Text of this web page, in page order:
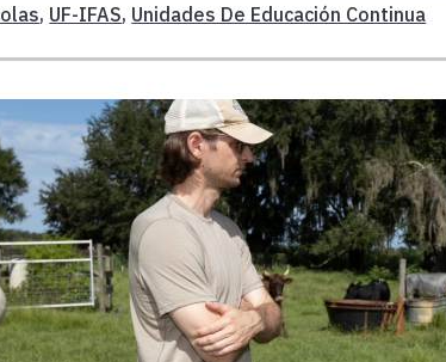
, UF-IFAS, Unidades De Educación Continua